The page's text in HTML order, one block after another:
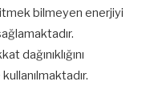
bilmeyen enerjiyi
dağınıklığını